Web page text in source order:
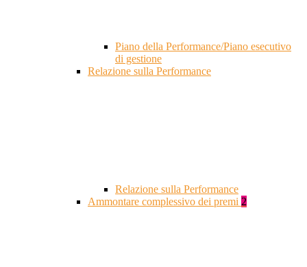
Piano della Performance/Piano esecutivo
di gestione
Relazione sulla Performance
Relazione sulla Performance
Ammontare complessivo dei premi 2